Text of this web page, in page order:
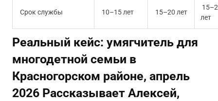
Срок службы 10–15 лет 15–20 лет
лет
Реальный кейс: умягчитель для
многодетной семьи в
Красногорском районе, апрель
2026 Рассказывает Алексей,